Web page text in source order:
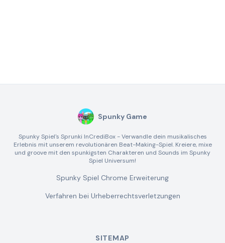
Spunky Game
Spunky Spiel's Sprunki InCrediBox - Verwandle dein musikalisches
Erlebnis mit unserem revolutionären Beat-Making-Spiel. Kreiere, mixe
und groove mit den spunkigsten Charakteren und Sounds im Spunky
Spiel Universum!
Spunky Spiel Chrome Erweiterung
Verfahren bei Urheberrechtsverletzungen
SITEMAP